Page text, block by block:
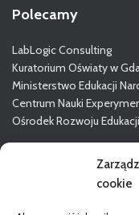
cookie
Polecamy
LabLogic Consulting
Kuratorium Oświaty w
Ministerstwo Edukacji
Centrum Nauki
Ośrodek Rozwoju Edukacji
Więcej o GODN